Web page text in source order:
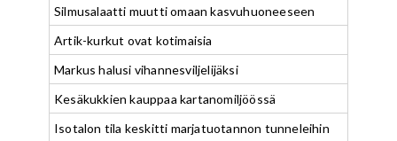
Silmusalaatti muutti omaan kasvuhuoneeseen
Artik-kurkut ovat kotimaisia
Markus halusi vihannesviljelijäksi
Kesäkukkien kauppaa kartanomiljöössä
Isotalon tila keskitti marjatuotannon tunneleihin